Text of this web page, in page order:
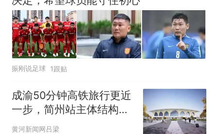
振刚说足球 1跟贴
成渝50分钟高铁旅行更近
一步，简州站主体结构完
工，成渝中线高铁预计
黄河新闻网吕梁